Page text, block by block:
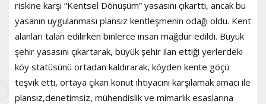
riskine karşı “Kentsel Dönüşüm” yasasını çıkarttı, ancak bu
yasanın uygulanması plansız kentleşmenin odağı oldu. Kent
alanları talan edilirken binlerce insan mağdur edildi. Büyük
şehir yasasını çıkartarak, büyük şehir ilan ettiği yerlerdeki
köy statüsünü ortadan kaldırarak, köyden kente göçü
teşvik etti, ortaya çıkan konut ihtiyacını karşılamak amacı ile
plansız,denetimsiz, mühendislik ve mimarlık esaslarına